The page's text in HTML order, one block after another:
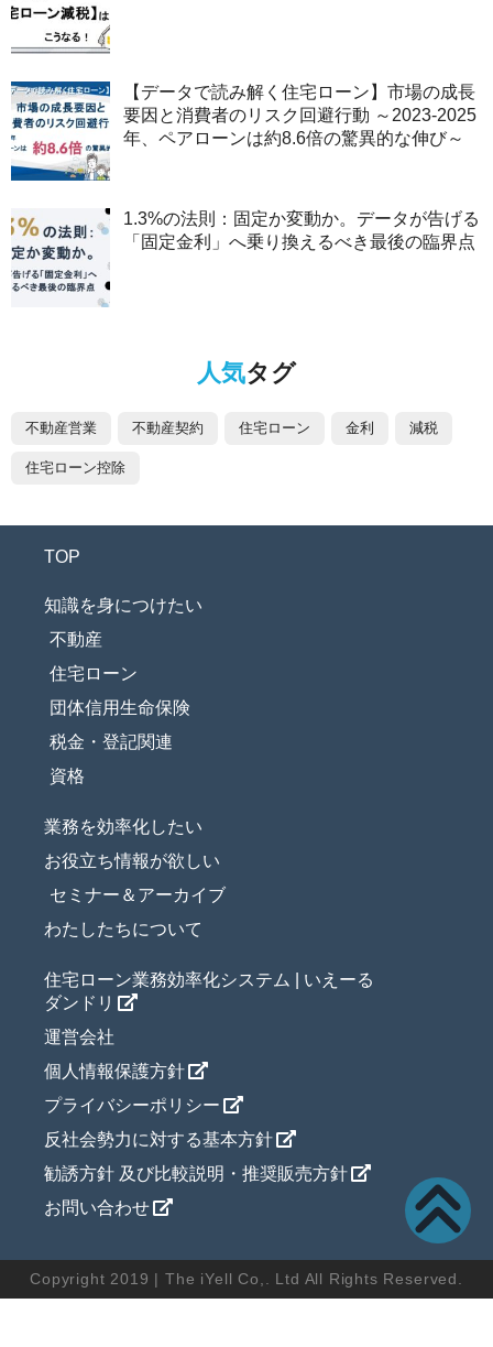
【データで読み解く住宅ローン】市場の成長
要因と消費者のリスク回避行動 ～2023-2025
年、ペアローンは約8.6倍の驚異的な伸び～
1.3%の法則：固定か変動か。データが告げる
「固定金利」へ乗り換えるべき最後の臨界点
人気タグ
不動産営業 不動産契約 住宅ローン 金利 減税
住宅ローン控除
TOP
知識を身につけたい
不動産
住宅ローン
団体信用生命保険
税金・登記関連
資格
業務を効率化したい
お役立ち情報が欲しい
セミナー＆アーカイブ
わたしたちについて
住宅ローン業務効率化システム | いえーる
ダンドリ
運営会社
個人情報保護方針
プライバシーポリシー
反社会勢力に対する基本方針
勧誘方針 及び比較説明・推奨販売方針
お問い合わせ
Copyright 2019 | The iYell Co,. Ltd All Rights Reserved.